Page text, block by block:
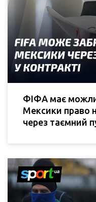
ФІФА має
Мексики право
через таємний